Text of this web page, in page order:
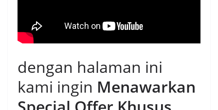
dengan halaman ini
kami ingin Menawarkan